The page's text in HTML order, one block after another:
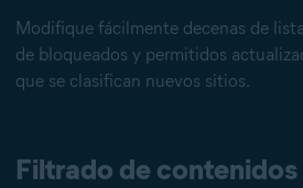
Modifique fácilmente decenas de
de bloqueados y permitidos
que se clasifican nuevos sitios.
Filtrado de contenidos